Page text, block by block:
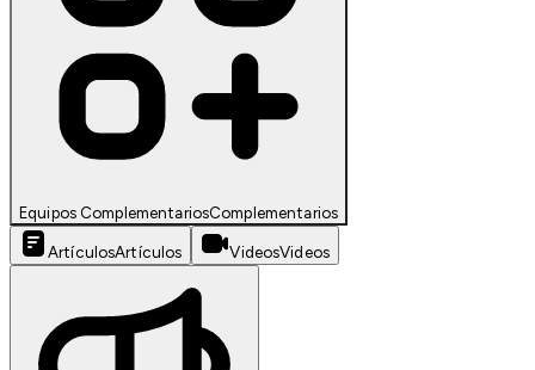
Equipos ComplementariosComplementarios
ArtículosArtículos VideosVideos